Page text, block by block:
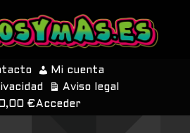
Mi cuenta
Aviso legal
0,00 € Acceder